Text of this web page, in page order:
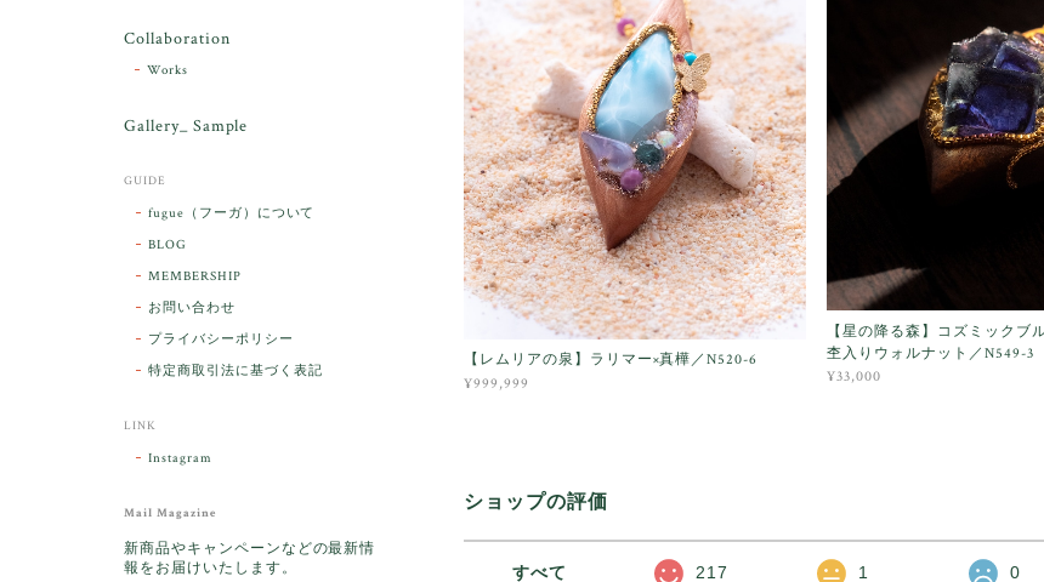
【レムリアの泉】ラリマー×真樺／N520-6
¥999,999
【星の降る森】コズミックブ
杢入りウォルナット／N549-3
¥33,000
ショップの評価
すべて 217 1 0
Collaboration
Works
Gallery_ Sample
GUIDE
fugue（フーガ）について
BLOG
MEMBERSHIP
お問い合わせ
プライバシーポリシー
特定商取引法に基づく表記
LINK
Instagram
Mail Magazine
新商品やキャンペーンなどの最新情
報をお届けいたします。